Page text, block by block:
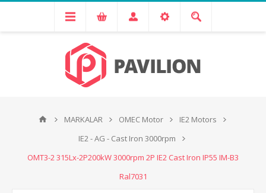
MARKALAR OMEC Motor
IE2 Motors
IE2 - AG - Cast Iron 3000rpm
OMT3-2 315Lx-2P200kW 3000rpm 2P IE2 Cast Iron IP55 IM-B3
Ral7031